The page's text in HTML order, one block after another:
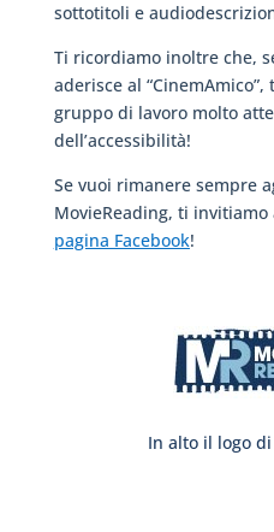
sottotitoli e
Ti ricordiamo inoltre che,
aderisce al
gruppo di lavoro molto
dell’accessibilità!
Se vuoi rimanere sempre
MovieReading, ti
pagina Facebook!
In alto il logo